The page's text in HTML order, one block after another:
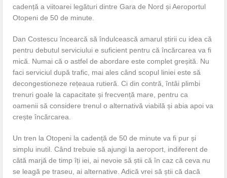
cadență a viitoarei legături dintre Gara de Nord și Aeroportul
Otopeni de 50 de minute.
Dan Costescu încearcă să îndulcească amarul știrii cu idea că
pentru debutul serviciului e suficient pentru că încărcarea va fi
mică. Numai că o astfel de abordare este complet greșită. Nu
faci serviciul după trafic, mai ales când scopul liniei este să
decongestioneze rețeaua rutieră. Ci din contră, întâi plimbi
trenuri goale la capacitate și frecvență mare, pentru ca
oamenii să considere trenul o alternativă viabilă și abia apoi va
crește încărcarea.
Un tren la Otopeni la cadență de 50 de minute va fi pur și
simplu inutil. Când trebuie să ajungi la aeroport, indiferent de
câtă marjă de timp îți iei, ai nevoie să știi că în caz că ceva nu
se leagă pe traseu, ai alternative. Adică vrei să știi că dacă